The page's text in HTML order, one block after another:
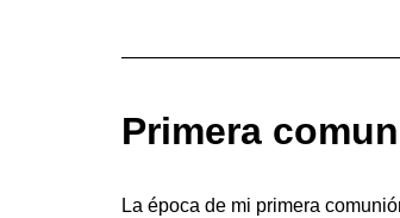
Primera
La época de mi primera